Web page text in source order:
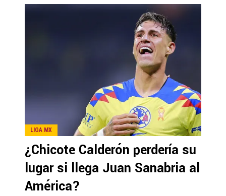
LIGA MX
¿Chicote Calderón perdería su
lugar si llega Juan Sanabria al
América?